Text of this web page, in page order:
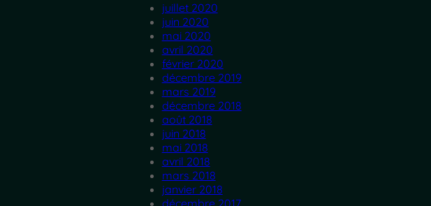
juillet 2020
juin 2020
mai 2020
avril 2020
février 2020
décembre 2019
mars 2019
décembre 2018
août 2018
juin 2018
mai 2018
avril 2018
mars 2018
janvier 2018
décembre 2017